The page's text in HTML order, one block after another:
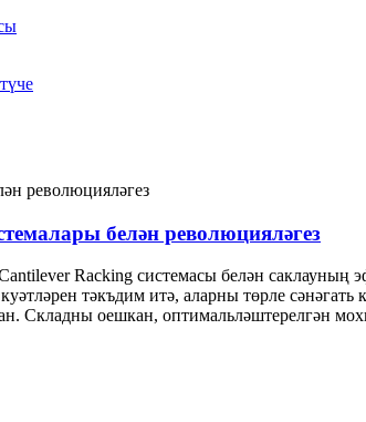
белән революцияләгез
Racking системасы белән
тәкъдим итә, аларны төрле
Складны оешкан, оптимальләштерелгән